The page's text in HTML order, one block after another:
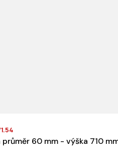
60 mm - výška 710